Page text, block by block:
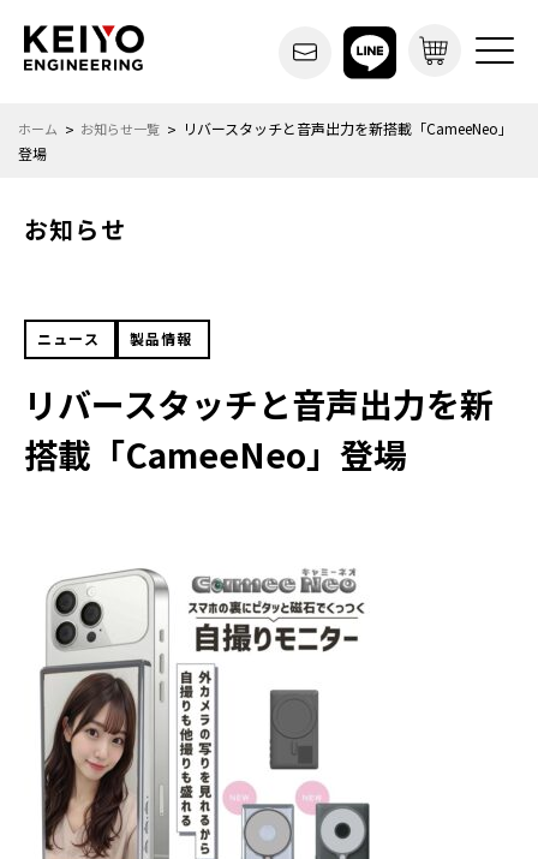
ホーム お知らせ一覧
リバースタッチと音声出力を新搭載「CameeNeo」
登場
お知らせ
ニュース 製品情報
リバースタッチと音声出力を新
搭載「CameeNeo」登場